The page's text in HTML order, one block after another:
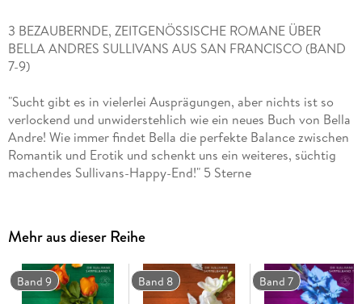
3 BEZAUBERNDE, ZEITGENÖSSISCHE ROMANE ÜBER
BELLA ANDRES SULLIVANS AUS SAN FRANCISCO (BAND
7-9)
"Sucht gibt es in vielerlei Ausprägungen, aber nichts ist so
verlockend und unwiderstehlich wie ein neues Buch von Bella
Andre! Wie immer findet Bella die perfekte Balance zwischen
Romantik und Erotik und schenkt uns ein weiteres, süchtig
machendes Sullivans-Happy-End!" 5 Sterne
Mehr aus dieser Reihe
Band 9 Band 8 Band 7